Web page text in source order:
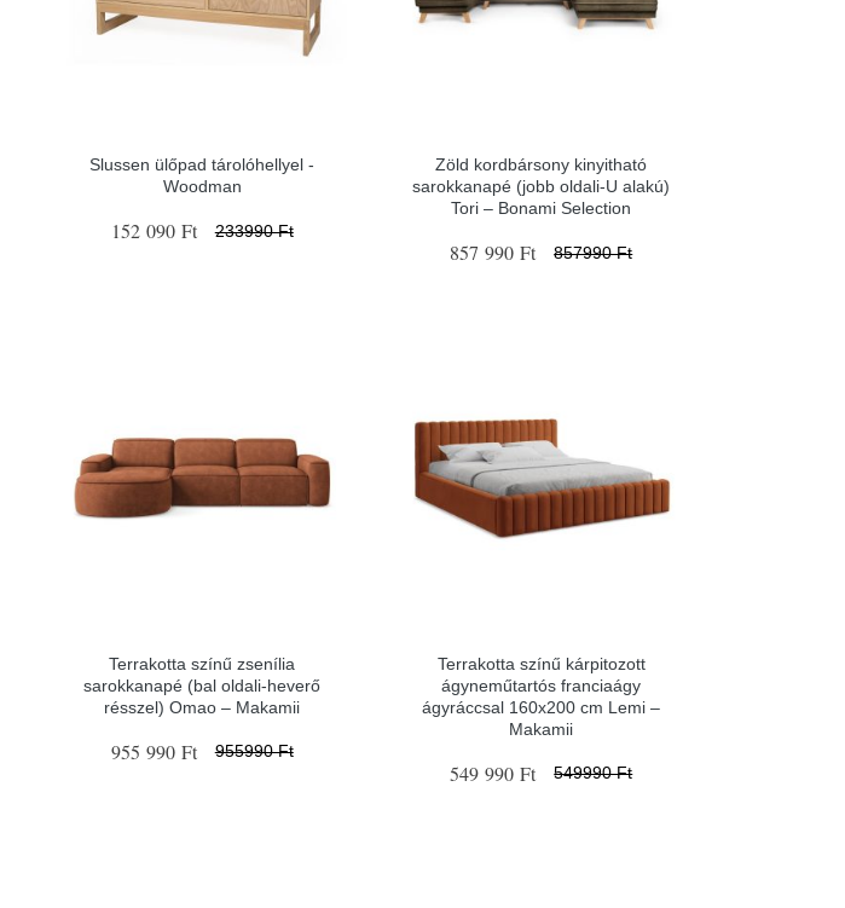
Slussen ülőpad tárolóhellyel -
Woodman
152 090 Ft 233990 Ft
Zöld kordbársony kinyitható
sarokkanapé (jobb oldali-U alakú)
Tori – Bonami Selection
857 990 Ft 857990 Ft
Terrakotta színű zsenília
sarokkanapé (bal oldali-heverő
résszel) Omao – Makamii
955 990 Ft 955990 Ft
Terrakotta színű kárpitozott
ágyneműtartós franciaágy
ágyráccsal 160x200 cm Lemi –
Makamii
549 990 Ft 549990 Ft